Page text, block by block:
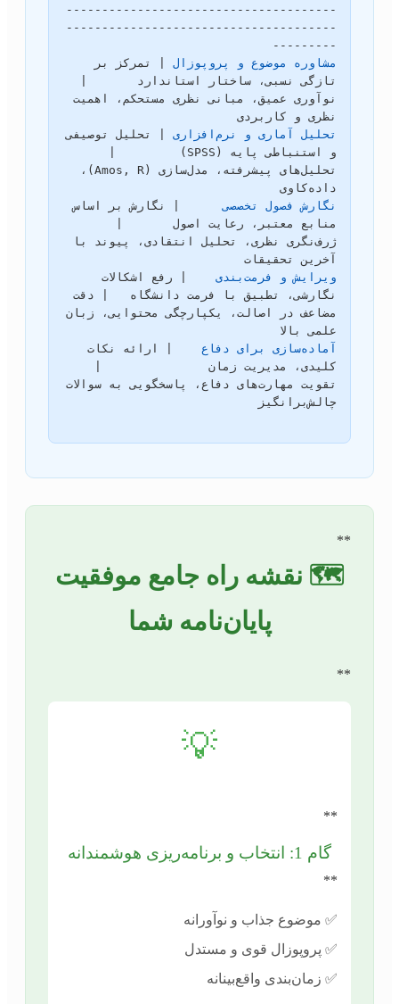
--------------------------------------
--------------------------------------
---------
مشاوره موضوع و پروپوزال
نظری و کاربردی
تحلیل آماری و نرم‌افزاری
| تحلیل توصیفی
داده‌کاوی
نگارش فصول تخصصی
      | نگارش بر اساس
آخرین تحقیقات
ویرایش و فرمت‌بندی
علمی بالا
آماده‌سازی برای دفاع
**
🗺️ نقشه راه جامع موفقیت
پایان‌نامه شما
**
💡
**
گام 1: انتخاب و برنامه‌ریزی هوشمندانه
**
✅ موضوع جذاب و نوآورانه
✅ پروپوزال قوی و مستدل
✅ زمان‌بندی واقع‌بینانه